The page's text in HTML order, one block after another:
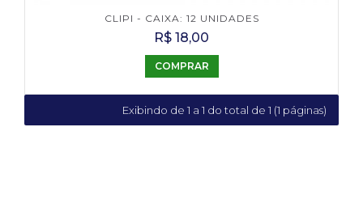
CLIPI - CAIXA: 12 UNIDADES
R$ 18,00
COMPRAR
Exibindo de 1 a 1 do total de 1 (1 páginas)